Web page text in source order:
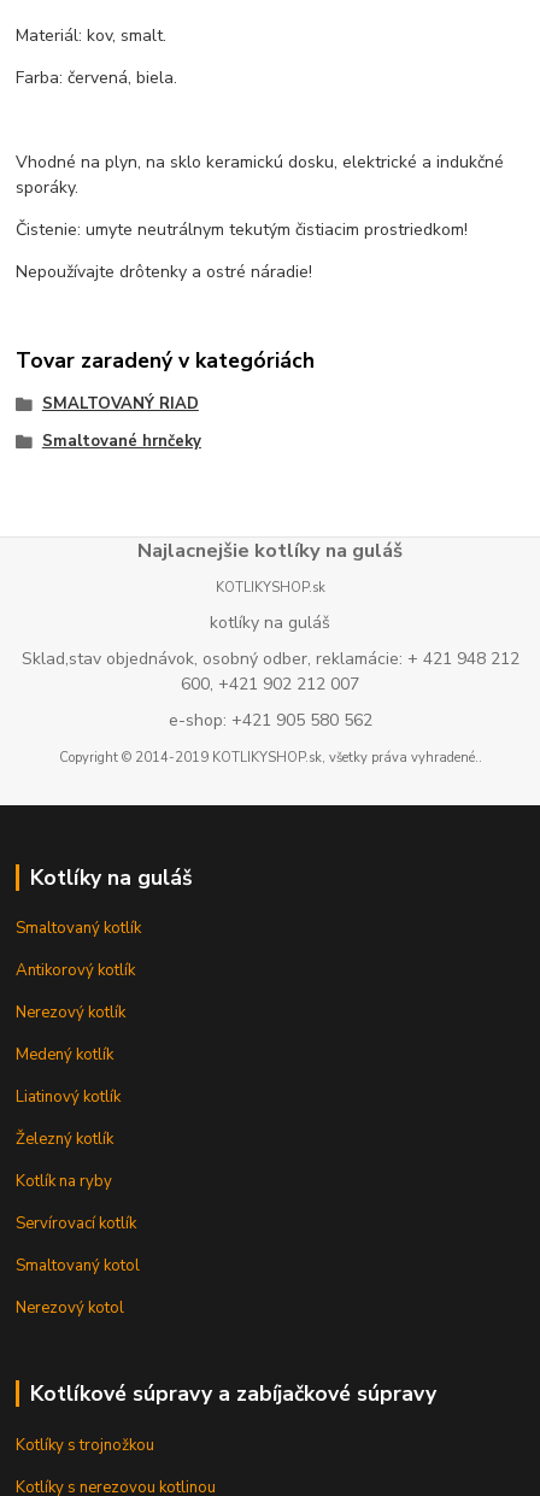
Materiál: kov, smalt.
Farba: červená, biela.
Vhodné na plyn, na sklo keramickú dosku, elektrické a indukčné
sporáky.
Čistenie: umyte neutrálnym tekutým čistiacim prostriedkom!
Nepoužívajte drôtenky a ostré náradie!
Tovar zaradený v kategóriách
SMALTOVANÝ RIAD
Smaltované hrnčeky
Najlacnejšie kotlíky na guláš
KOTLIKYSHOP.sk
kotlíky na guláš
Sklad,stav objednávok, osobný odber, reklamácie: + 421 948 212
600, +421 902 212 007
e-shop: +421 905 580 562
Copyright © 2014-2019 KOTLIKYSHOP.sk, všetky práva vyhradené..
Kotlíky na guláš
Smaltovaný kotlík
Antikorový kotlík
Nerezový kotlík
Medený kotlík
Liatinový kotlík
Železný kotlík
Kotlík na ryby
Servírovací kotlík
Smaltovaný kotol
Nerezový kotol
Kotlíkové súpravy a zabíjačkové súpravy
Kotlíky s trojnožkou
Kotlíky s nerezovou kotlinou